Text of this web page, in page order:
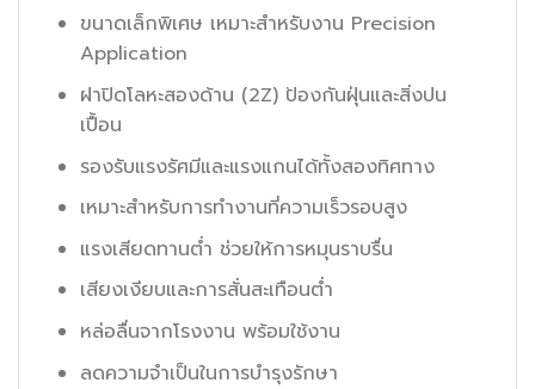
ขนาดเล็กพิเศษ เหมาะสำหรับงาน Precision
Application
ฝาปิดโลหะสองด้าน (2Z) ป้องกันฝุ่นและสิ่งปน
เปื้อน
รองรับแรงรัศมีและแรงแกนได้ทั้งสองทิศทาง
เหมาะสำหรับการทำงานที่ความเร็วรอบสูง
แรงเสียดทานต่ำ ช่วยให้การหมุนราบรื่น
เสียงเงียบและการสั่นสะเทือนต่ำ
หล่อลื่นจากโรงงาน พร้อมใช้งาน
ลดความจำเป็นในการบำรุงรักษา